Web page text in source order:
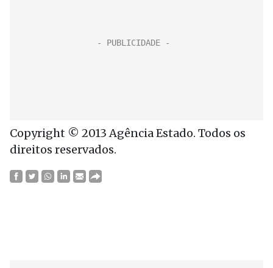
Copyright © 2013 Agência Estado. Todos os
direitos reservados.